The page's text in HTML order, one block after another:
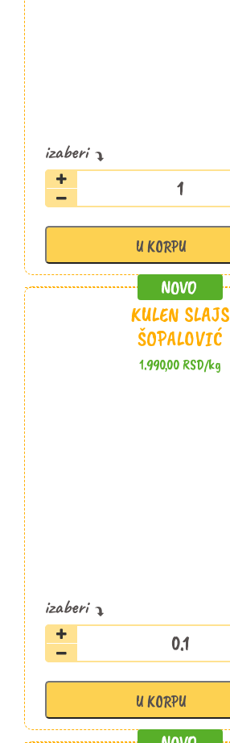
Kulen
slajs
Aćim
količina
U KORPU
KULEN SLAJS
ŠOPALOVIĆ
1.990,00RSD/kg
Kulen
slajs
količina
U KORPU